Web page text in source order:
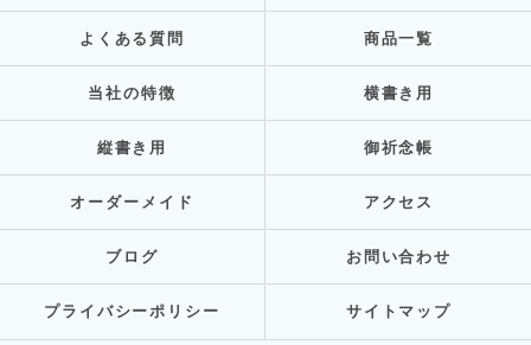
よくある質問 商品一覧
当社の特徴 横書き用
縦書き用 御祈念帳
オーダーメイド アクセス
ブログ お問い合わせ
プライバシーポリシー サイトマップ